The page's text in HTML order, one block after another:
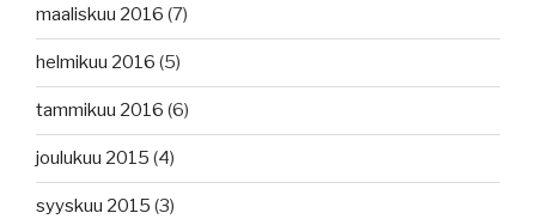
maaliskuu 2016 (7)
helmikuu 2016 (5)
tammikuu 2016 (6)
joulukuu 2015 (4)
syyskuu 2015 (3)